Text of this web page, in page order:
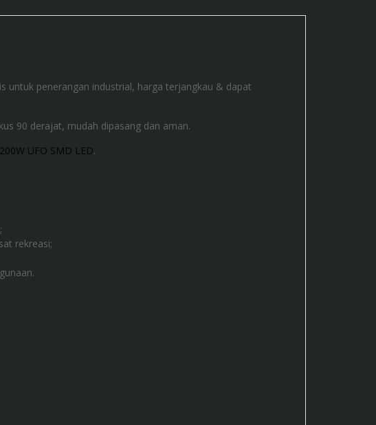
untuk penerangan industrial, harga terjangkau & dapat
90 derajat, mudah dipasang dan aman.
UFO SMD LED.
rekreasi;